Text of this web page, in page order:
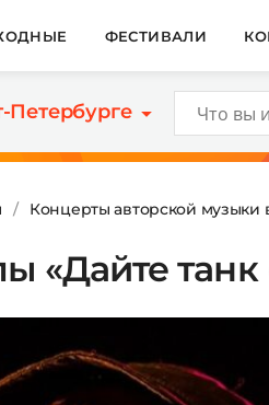
ФЕСТИВАЛИ
Петербурге
Концерты авторской музыки
«Дайте танк